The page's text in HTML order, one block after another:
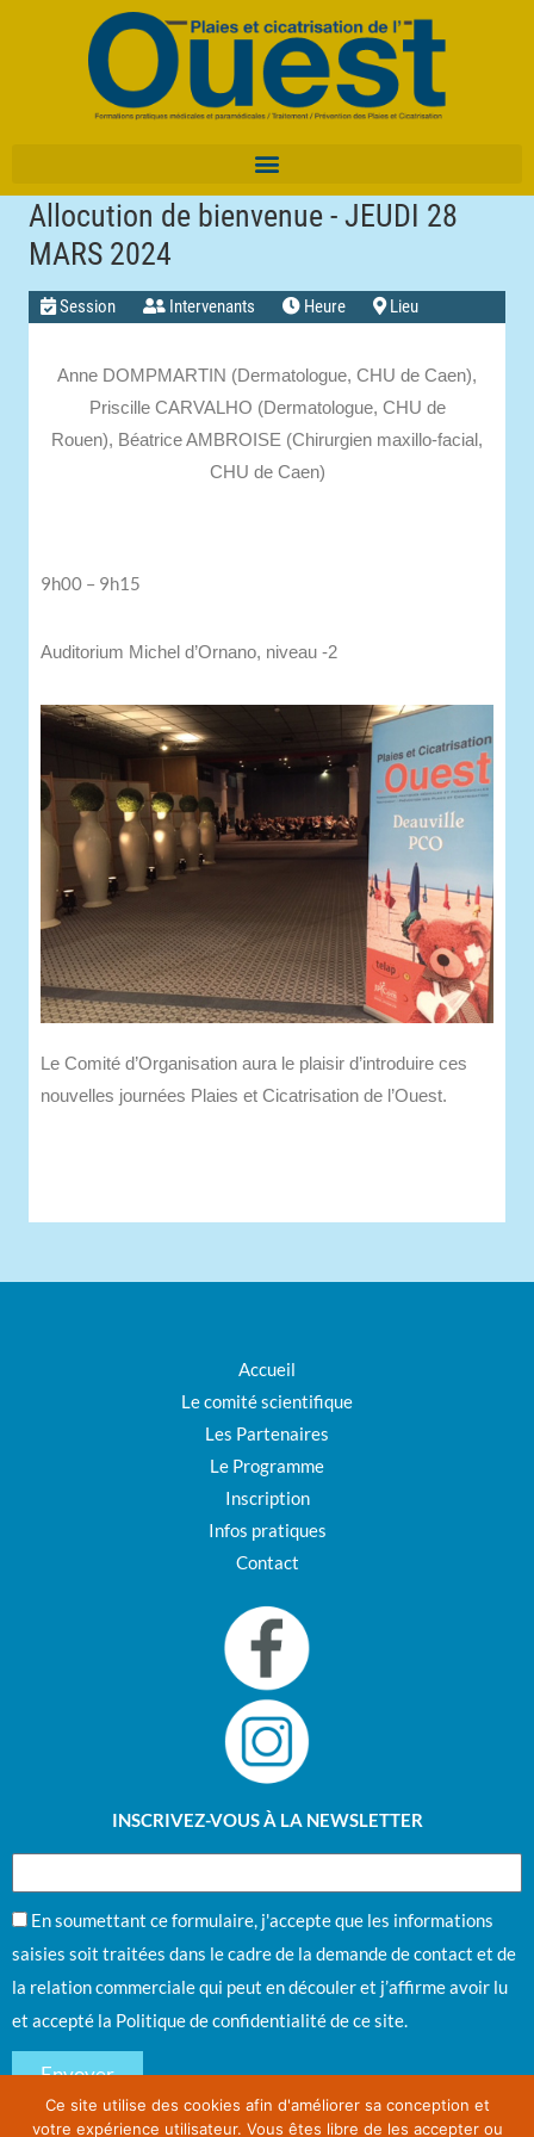
Allocution de bienvenue - JEUDI 28
MARS 2024
Session Intervenants Heure Lieu
Anne DOMPMARTIN (Dermatologue, CHU de Caen),
Priscille CARVALHO (Dermatologue, CHU de
Rouen), Béatrice AMBROISE (Chirurgien maxillo-facial,
CHU de Caen)
9h00 – 9h15
Auditorium Michel d’Ornano, niveau -2
Le Comité d’Organisation aura le plaisir d’introduire ces
nouvelles journées Plaies et Cicatrisation de l’Ouest.
Accueil
Le comité scientifique
Les Partenaires
Le Programme
Inscription
Infos pratiques
Contact
INSCRIVEZ-VOUS À LA NEWSLETTER
En soumettant ce formulaire, j'accepte que les informations
saisies soit traitées dans le cadre de la demande de contact et de
la relation commerciale qui peut en découler et j’affirme avoir lu
et accepté la Politique de confidentialitéde ce site.
Envoyer
PCO 2025 DEAUVILLE
Ce site utilise des cookies afin d'améliorer sa conception et
votre expérience utilisateur. Vous êtes libre de les accepter ou